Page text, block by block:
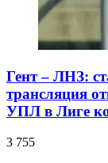
Гент – ЛНЗ:
трансляция
УПЛ в Лиге
3 755